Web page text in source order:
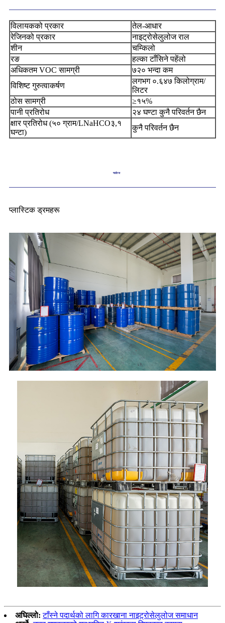
विलायकको प्रकार
तेल-आधार
रेजिनको प्रकार
नाइट्रोसेलुलोज राल
शीन
चम्किलो
रङ
हल्का टाँसिने पहेंलो
अधिकतम VOC सामग्री
७२० भन्दा कम
विशिष्ट गुरुत्वाकर्षण
लगभग ०.६४७ किलोग्राम/
लिटर
ठोस सामग्री
≥१५%
पानी प्रतिरोध
२४ घण्टा कुनै परिवर्तन छैन
क्षार प्रतिरोध (५० ग्राम/LNaHCO३,१
घन्टा)
कुनै परिवर्तन छैन
प्याकेज
प्लास्टिक ड्रमहरू
अघिल्लो: टाँस्ने पदार्थको लागि कारखाना नाइट्रोसेलुलोज समाधान